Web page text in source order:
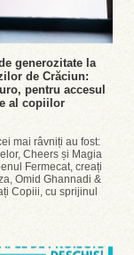
generozitate la
de Crăciun:
pentru accesul
al copiilor
mai râvniți au fost:
Cheers și Magia
Fermecat, creați
Omid Ghannadi &
Copiii, cu sprijinul